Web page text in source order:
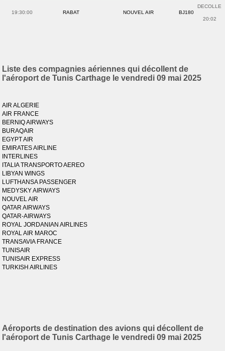
19:30:00 RABAT NOUVEL AIR BJ180
DECOLLE
20:02
Liste des compagnies aériennes qui décollent de
l'aéroport de Tunis Carthage le vendredi 09 mai 2025
AIR ALGERIE
AIR FRANCE
BERNIQ AIRWAYS
BURAQAIR
EGYPT AIR
EMIRATES AIRLINE
INTERLINES
ITALIA TRANSPORTO AEREO
LIBYAN WINGS
LUFTHANSA PASSENGER
MEDYSKY AIRWAYS
NOUVEL AIR
QATAR AIRWAYS
QATAR-AIRWAYS
ROYAL JORDANIAN AIRLINES
ROYAL AIR MAROC
TRANSAVIA FRANCE
TUNISAIR
TUNISAIR EXPRESS
TURKISH AIRLINES
Aéroports de destination des avions qui décollent de
l'aéroport de Tunis Carthage le vendredi 09 mai 2025